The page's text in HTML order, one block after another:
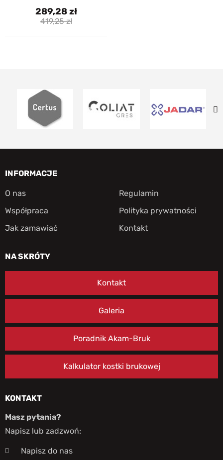
289,28
419,25
INFORMACJE
O nas
Współpraca
Jak zamawiać
Regulamin
Polityka prywatności
Kontakt
NA SKRÓTY
Kontakt
Galeria
Poradnik Akam-Bruk
Kalkulator kostki brukowej
KONTAKT
Masz pytania?
Napisz lub zadzwoń:
Napisz do nas